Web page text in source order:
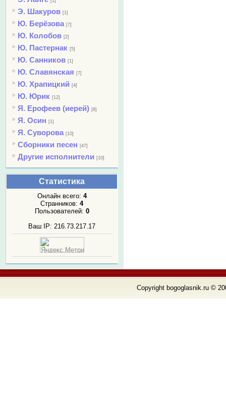
Э. Шакуров [1]
Ю. Берёзова [7]
Ю. Колобов [2]
Ю. Пастернак [5]
Ю. Санников [1]
Ю. Славянская [7]
Ю. Храпицкий [4]
Ю. Юрик [12]
Я. Ерофеев (иерей) [8]
Я. Осин [1]
Я. Суворова [10]
Сборники песен [47]
Другие исполнители [10]
Статистика
Онлайн всего: 4
Странников: 4
Пользователей: 0
Ваш IP: 216.73.217.17
Copyright bogoglasnik.ru ©